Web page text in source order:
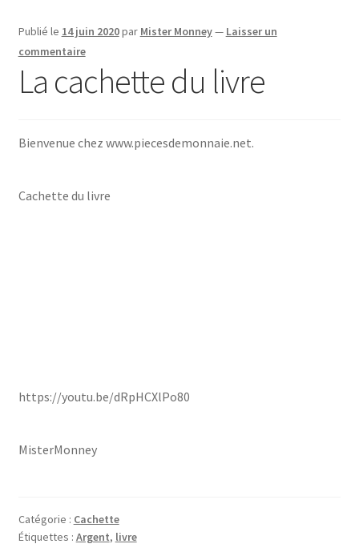
Publié le 14 juin 2020par Mister Monney— Laisser un
commentaire
La cachette du livre
Bienvenue chez www.piecesdemonnaie.net.
Cachette du livre
https://youtu.be/dRpHCXlPo80
MisterMonney
Catégorie : Cachette
Étiquettes : Argent, livre